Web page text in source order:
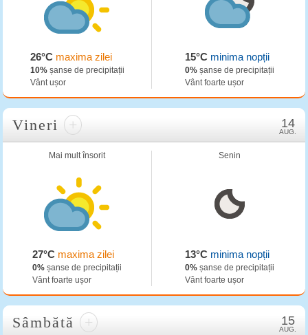
26°Cmaxima zilei
10%șanse de precipitații
Vânt ușor
15°Cminima nopții
0%șanse de precipitații
Vânt foarte ușor
Vineri + 14
AUG.
Mai mult însorit
27°C maxima zilei
0% șanse de precipitații
Vânt foarte ușor
Senin
13°Cminima nopții
0%șanse de precipitații
Vânt foarte ușor
Sâmbătă + 15
AUG.